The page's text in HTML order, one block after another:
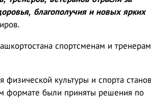
благополучия и новых ярких
спортсменам и
физической культуры и спорта
формате были приняты решения по